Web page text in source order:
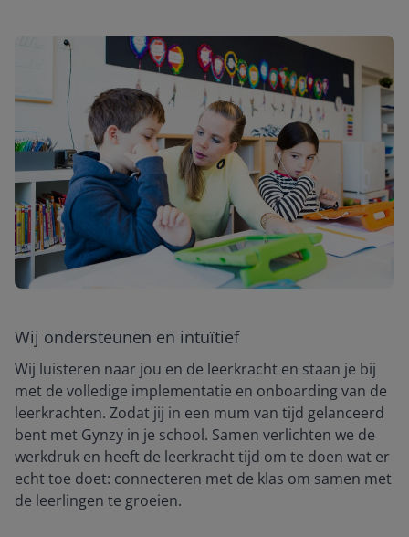
Wij ondersteunen en intuïtief
Wij luisteren naar jou en de leerkracht en staan je bij
met de volledige implementatie en onboarding van de
leerkrachten. Zodat jij in een mum van tijd gelanceerd
bent met Gynzy in je school. Samen verlichten we de
werkdruk en heeft de leerkracht tijd om te doen wat er
echt toe doet: connecteren met de klas om samen met
de leerlingen te groeien.